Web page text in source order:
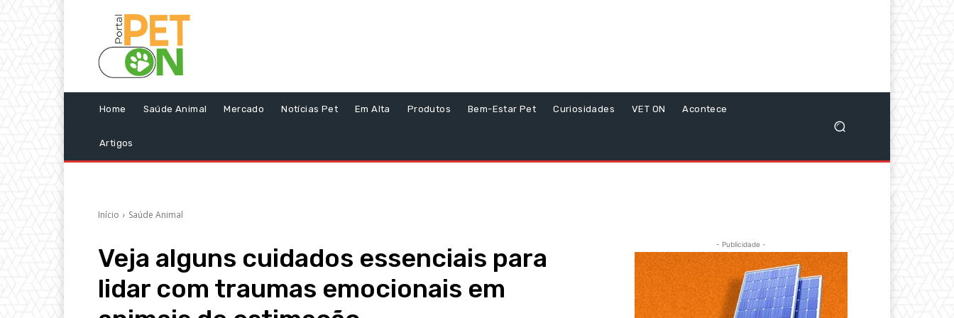
Home Saúde Animal Mercado Notícias Pet Em Alta Produtos Bem-Estar Pet Curiosidades VET ON Acontece
Artigos
Início Saúde Animal
Veja alguns cuidados essenciais para
lidar com traumas emocionais em
- Publicidade -